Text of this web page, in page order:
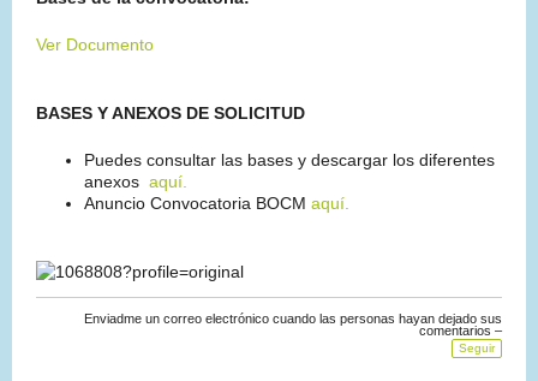
Ver Documento
BASES Y ANEXOS DE SOLICITUD
Puedes consultar las bases y descargar los diferentes
anexos aquí.
Anuncio Convocatoria BOCM aquí.
Enviadme un correo electrónico cuando las personas hayan dejado sus
comentarios –
Seguir